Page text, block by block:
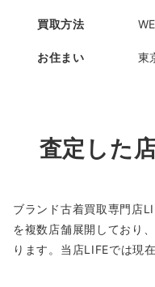
買取方法
お住まい 東
査定した
ブランド古着買取専門店
を複数店舗展開しており
ります。当店LIFEでは現在